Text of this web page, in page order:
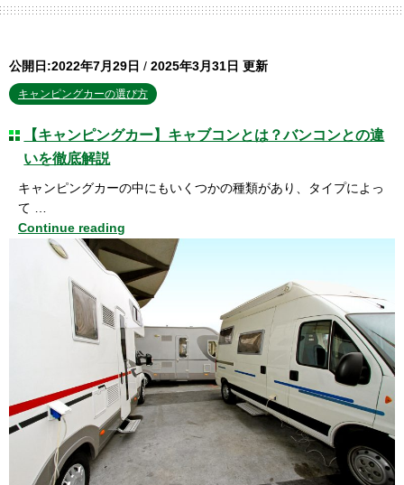
公開日:2022年7月29日 / 2025年3月31日 更新
キャンピングカーの選び方
【キャンピングカー】キャブコンとは？バンコンとの違
いを徹底解説
キャンピングカーの中にもいくつかの種類があり、タイプによっ
て …
Continue reading